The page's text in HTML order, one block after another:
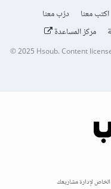
اكتب معنا
درّب معنا
مركز المساعدة
© 2025Hsoub.Content